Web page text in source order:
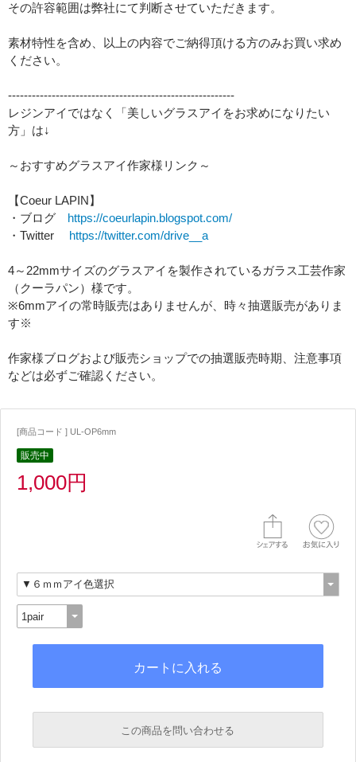
その許容範囲は弊社にて判断させていただきます。
素材特性を含め、以上の内容でご納得頂ける方のみお買い求め
ください。
---------------------------------------------------------
レジンアイではなく「美しいグラスアイをお求めになりたい
方」は↓
～おすすめグラスアイ作家様リンク～
【Coeur LAPIN】
・ブログ https://coeurlapin.blogspot.com/
・Twitter https://twitter.com/drive__a
4～22mmサイズのグラスアイを製作されているガラス工芸作家
（クーラパン）様です。
※6mmアイの常時販売はありませんが、時々抽選販売がありま
す※
作家様ブログおよび販売ショップでの抽選販売時期、注意事項
などは必ずご確認ください。
[商品コード ] UL-OP6mm
販売中
1,000円
この商品を問い合わせる